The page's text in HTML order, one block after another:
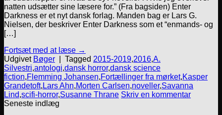
natten udsætter sine læsere for.” (Fra bagsiden) Enter
Darkness er et nyt dansk forlag. Manden bag er Lars G.
Nielsen, der beskriver Enter Darkness som et “enmands- og
[…]
Fortsæt med at læse →
Udgivet Bøger Tagged 2015-2019,2016,A.
Silvestri,antologi,dansk horror,dansk science
fiction,Flemming Johansen,Fortællinger fra mørket,Kasper
Grandetoft, Lars Ahn,Morten Carlsen,noveller,Savanna
Lind,scifi-horror,Susanne Thrane Skriv en kommentar
Seneste indlæg